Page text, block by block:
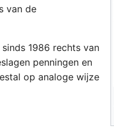
van de
1986 rechts van
penningen en
op analoge wijze